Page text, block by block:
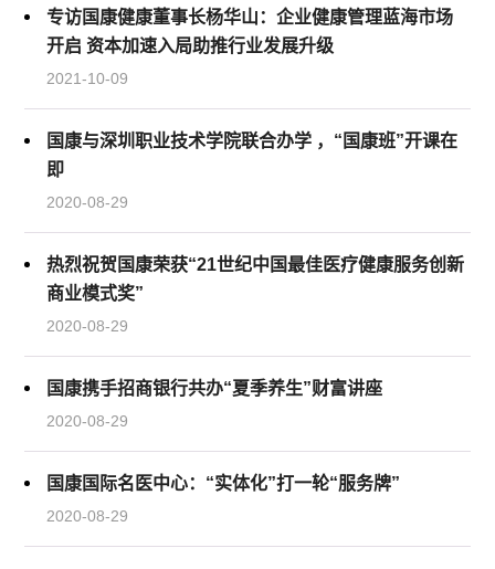
专访国康健康董事长杨华山：企业健康管理蓝海市场
开启 资本加速入局助推行业发展升级
2021-10-09
国康与深圳职业技术学院联合办学 ，“国康班”开课在
即
2020-08-29
热烈祝贺国康荣获“21世纪中国最佳医疗健康服务创新
商业模式奖”
2020-08-29
国康携手招商银行共办“夏季养生”财富讲座
2020-08-29
国康国际名医中心：“实体化”打一轮“服务牌”
2020-08-29